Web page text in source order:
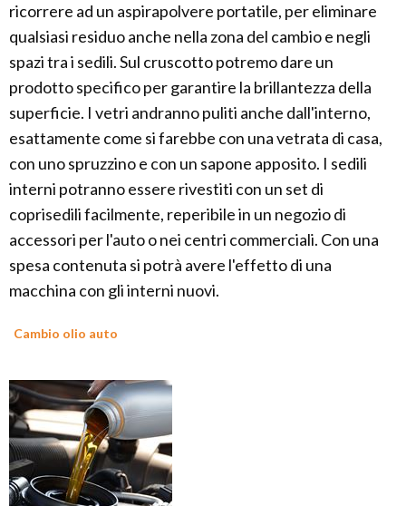
ricorrere ad un aspirapolvere portatile, per eliminare
qualsiasi residuo anche nella zona del cambio e negli
spazi tra i sedili. Sul cruscotto potremo dare un
prodotto specifico per garantire la brillantezza della
superficie. I vetri andranno puliti anche dall'interno,
esattamente come si farebbe con una vetrata di casa,
con uno spruzzino e con un sapone apposito. I sedili
interni potranno essere rivestiti con un set di
coprisedili facilmente, reperibile in un negozio di
accessori per l'auto o nei centri commerciali. Con una
spesa contenuta si potrà avere l'effetto di una
macchina con gli interni nuovi.
Cambio olio auto